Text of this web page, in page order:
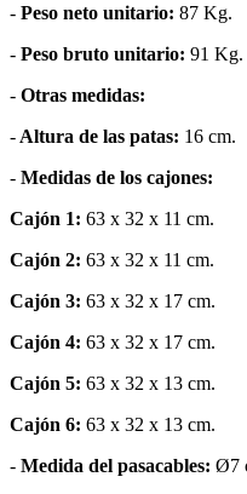
- Peso neto unitario: 87 Kg.
- Peso bruto unitario: 91 Kg.
- Otras medidas:
- Altura de las patas: 16 cm.
- Medidas de los cajones:
Cajón 1: 63 x 32 x 11 cm.
Cajón 2: 63 x 32 x 11 cm.
Cajón 3: 63 x 32 x 17 cm.
Cajón 4: 63 x 32 x 17 cm.
Cajón 5: 63 x 32 x 13 cm.
Cajón 6: 63 x 32 x 13 cm.
- Medida del pasacables: Ø7